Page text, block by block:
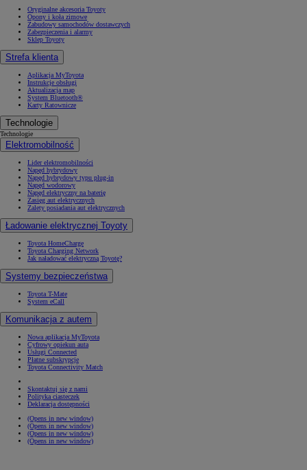
Oryginalne akcesoria Toyoty
Opony i koła zimowe
Zabudowy samochodów dostawczych
Zabezpieczenia i alarmy
Sklep Toyoty
Strefa klienta
Aplikacja MyToyota
Instrukcje obsługi
Aktualizacja map
System Bluetooth®
Karty Ratownicze
Technologie
Technologie
Elektromobilność
Lider elektromobilności
Napęd hybrydowy
Napęd hybrydowy typu plug-in
Napęd wodorowy
Napęd elektryczny na baterię
Zasięg aut elektrycznych
Zalety posiadania aut elektrycznych
Ładowanie elektrycznej Toyoty
Toyota HomeCharge
Toyota Charging Network
Jak naładować elektryczną Toyotę?
Systemy bezpieczeństwa
Toyota T-Mate
System eCall
Komunikacja z autem
Nowa aplikacja MyToyota
Cyfrowy opiekun auta
Usługi Connected
Płatne subskrypcje
Toyota Connectivity Match
Skontaktuj się z nami
Polityka ciasteczek
Deklaracja dostępności
(Opens in new window)
(Opens in new window)
(Opens in new window)
(Opens in new window)